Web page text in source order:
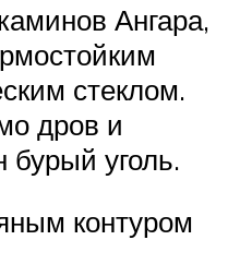
Ангара,
стеклом.
дров и
бурый уголь.
контуром